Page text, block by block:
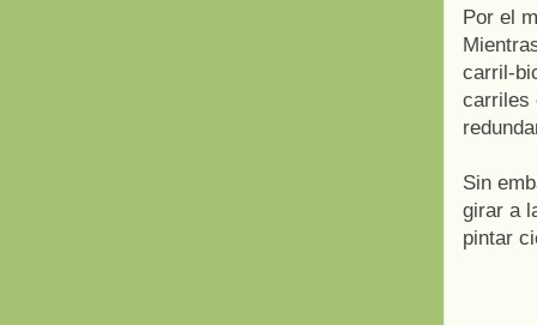
Por el
carril-
carriles
Sin
girar a
pintar